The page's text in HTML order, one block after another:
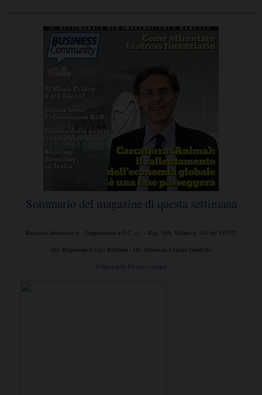
Sommario del magazine di questa settimana
BusinessCommunity.it - Supplemento a G.C. e t. - Reg. Trib. Milano n. 431 del 19/7/97
Dir. Responsabile Gigi Beltrame - Dir. Editoriale Claudio Gandolfo
Politica della Privacy e cookie